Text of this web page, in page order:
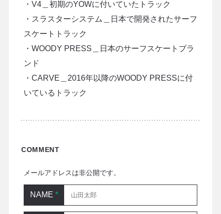
・V4＿初期のYOWに付いていたトラック
・スラスターシステム＿日本で開発されたサーフ
スケートトラック
・WOODY PRESS＿日本のサーフスケートブラ
ンド
・CARVE＿2016年以降のWOODY PRESSに付
いているトラック
COMMENT
メールアドレスは非公開です。
NAME*